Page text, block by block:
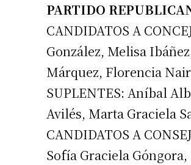
PARTIDO
CANDIDATOS A
González, Melisa
Márquez, Florencia
SUPLENTES: Aníbal
Avilés, Marta Graciela
CANDIDATOS A
Sofía Graciela